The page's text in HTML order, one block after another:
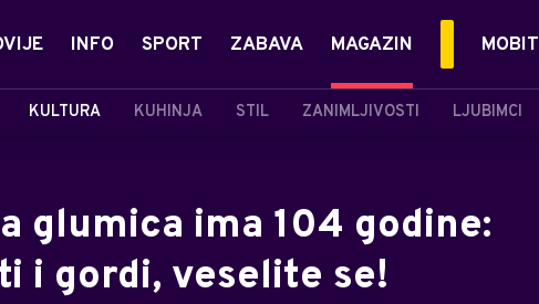
INFO SPORT ZABAVA MAGAZIN
KULTURA KUHINJA STIL ZANIMLJIVOSTI LJUBIMCI
MOBIT
glumica ima 104 godine:
i gordi, veselite se!